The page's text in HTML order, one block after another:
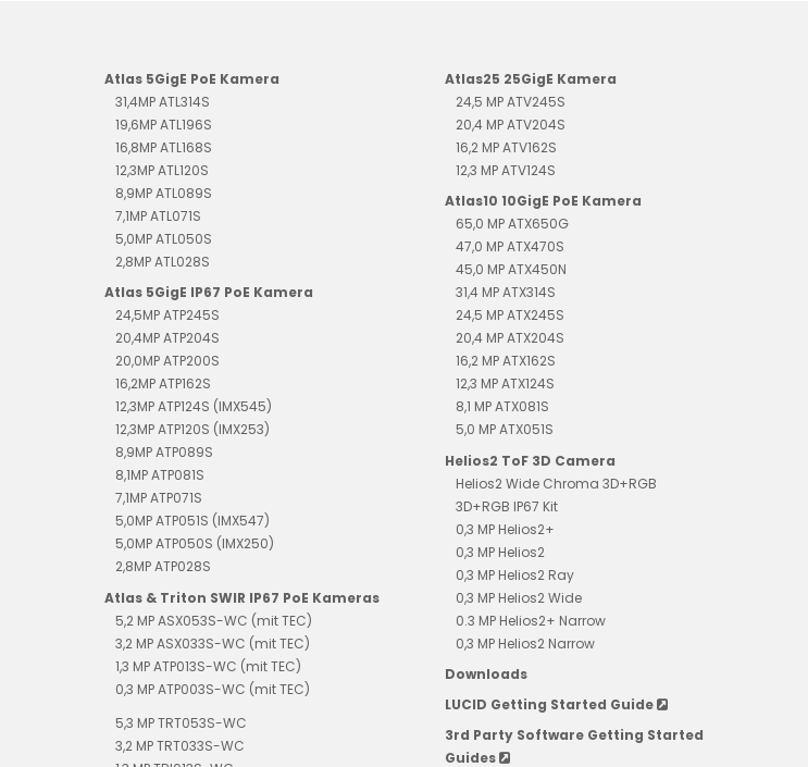
Atlas 5GigE PoE Kamera
31,4MP ATL314S
19,6MP ATL196S
16,8MP ATL168S
12,3MP ATL120S
8,9MP ATL089S
7,1MP ATL071S
5,0MP ATL050S
2,8MP ATL028S
Atlas 5GigE IP67 PoE Kamera
24,5MP ATP245S
20,4MP ATP204S
20,0MP ATP200S
16,2MP ATP162S
12,3MP ATP124S (IMX545)
12,3MP ATP120S (IMX253)
8,9MP ATP089S
8,1MP ATP081S
7,1MP ATP071S
5,0MP ATP051S (IMX547)
5,0MP ATP050S (IMX250)
2,8MP ATP028S
Atlas & Triton SWIR IP67 PoE Kameras
5,2 MP ASX053S-WC (mit TEC)
3,2 MP ASX033S-WC (mit TEC)
1,3 MP ATP013S-WC (mit TEC)
0,3 MP ATP003S-WC (mit TEC)
5,3 MP TRT053S-WC
3,2 MP TRT033S-WC
Atlas25 25GigE Kamera
24,5 MP ATV245S
20,4 MP ATV204S
16,2 MP ATV162S
12,3 MP ATV124S
Atlas10 10GigE PoE Kamera
65,0 MP ATX650G
47,0 MP ATX470S
45,0 MP ATX450N
31,4 MP ATX314S
24,5 MP ATX245S
20,4 MP ATX204S
16,2 MP ATX162S
12,3 MP ATX124S
8,1 MP ATX081S
5,0 MP ATX051S
Helios2 ToF 3D Camera
Helios2 Wide Chroma 3D+RGB
3D+RGB IP67 Kit
0,3 MP Helios2+
0,3 MP Helios2
0,3 MP Helios2 Ray
0,3 MP Helios2 Wide
0.3 MP Helios2+ Narrow
0,3 MP Helios2 Narrow
Downloads
LUCID Getting Started Guide
3rd Party Software Getting Started
Guides